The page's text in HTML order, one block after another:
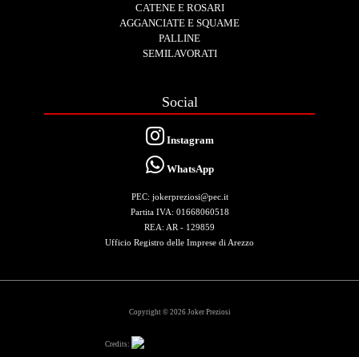
CATENE E ROSARI
AGGANCIATE E SQUAME
PALLINE
SEMILAVORATI
Social
Instagram
WhatsApp
PEC: jokerpreziosi@pec.it
Partita IVA: 01668060518
REA: AR - 129859
Ufficio Registro delle Imprese di Arezzo
Copyright © 2026 Joker Preziosi
Credits: